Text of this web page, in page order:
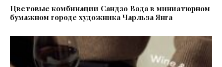
Цветовые комбинации Сандзо Вада в миниатюрном
бумажном городе художника Чарльза Янга